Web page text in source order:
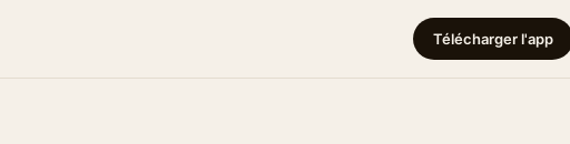
Télécharger l'app